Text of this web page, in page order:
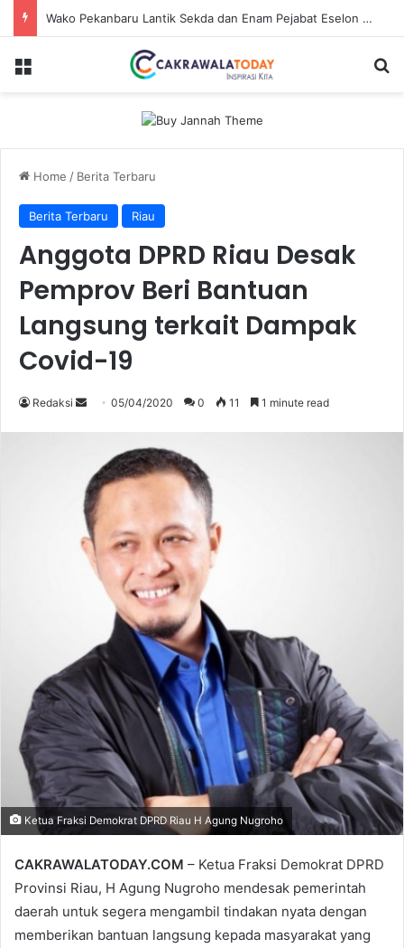
Wako Pekanbaru Lantik Sekda dan Enam Pejabat Eselon Lainnya
Menu
Home / Berita Terbaru
Berita Terbaru Riau
Anggota DPRD Riau Desak
Pemprov Beri Bantuan
Langsung terkait Dampak
Covid-19
Redaksi
Send05/04/2020 0 11 1 minute read
Ketua Fraksi Demokrat DPRD Riau H Agung Nugroho
CAKRAWALATODAY.COM – Ketua Fraksi Demokrat DPRD
Provinsi Riau, H Agung Nugroho mendesak pemerintah
daerah untuk segera mengambil tindakan nyata dengan
memberikan bantuan langsung kepada masyarakat yang